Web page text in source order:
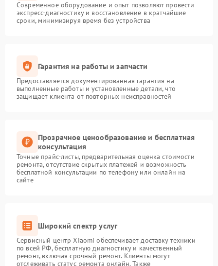
Современное оборудование и опыт позволяют провести
экспресс-диагностику и восстановление в кратчайшие
сроки, минимизируя время без устройства
Гарантия на работы и запчасти
Предоставляется документированная гарантия на
выполненные работы и установленные детали, что
защищает клиента от повторных неисправностей
Прозрачное ценообразование и бесплатная
консультация
Точные прайс-листы, предварительная оценка стоимости
ремонта, отсутствие скрытых платежей и возможность
бесплатной консультации по телефону или онлайн на
сайте
Широкий спектр услуг
Сервисный центр Xiaomi обеспечивает доставку техники
по всей РФ, бесплатную диагностику и качественный
ремонт, включая срочный ремонт. Клиенты могут
отслеживать статус ремонта онлайн. Также